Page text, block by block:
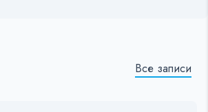
Все записи